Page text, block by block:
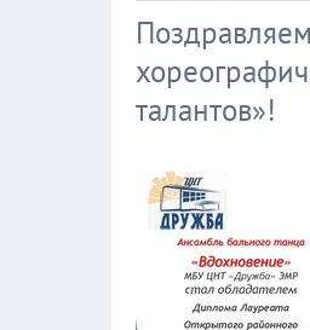
талантов»!